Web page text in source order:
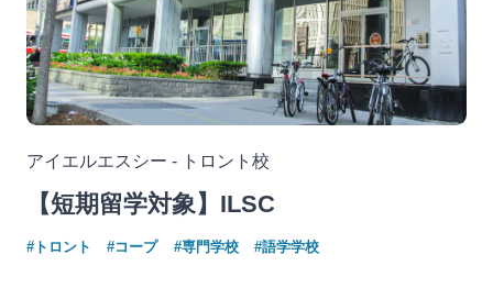
アイエルエスシー - トロント校
【短期留学対象】ILSC
#トロント #コープ #専門学校 #語学学校